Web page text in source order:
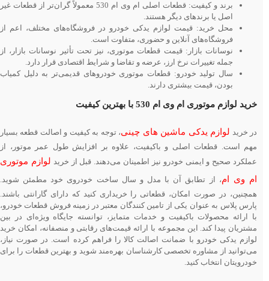
برند و کیفیت: قطعات اصلی ام وی ام 530 معمولاً گران‌تر از قطعات غیر
اصل یا برندهای دیگر هستند.
محل خرید: قیمت لوازم یدکی خودرو در فروشگاه‌های مختلف، اعم از
فروشگاه‌های آنلاین و حضوری، متفاوت است.
نوسانات بازار: قیمت قطعات موتوری، نیز تحت تأثیر نوسانات بازار، از
جمله تغییرات نرخ ارز، عرضه و تقاضا و شرایط اقتصادی قرار دارد.
سال تولید خودرو: قطعات موتوری خودروهای قدیمی‌تر به دلیل کمیاب
بودن، قیمت بیشتری دارند.
خرید لوازم موتوری ام وی ام 530 با بهترین کیفیت
در خریدلوازم یدکی ماشین های چینی، توجه به کیفیت و اصالت قطعه بسیار
مهم است. قطعات اصلی و باکیفیت، علاوه بر افزایش طول عمر موتور، از
عملکرد صحیح و ایمنی خودرو نیز اطمینان می‌دهند. قبل از خریدلوازم موتوری
ام وی ام ، از تطابق آن با مدل و سال ساخت خودروی خود مطمئن شوید.
همچنین، در صورت امکان، قطعاتی را خریداری کنید که دارای گارانتی باشند.
پارس پلاس به عنوان یکی از تامین کنندگان معتبر در زمینه فروش قطعات خودرو،
با ارائه محصولات با‌کیفیت و خدمات متمایز، توانسته جایگاه ویژه‌ای در بین
مشتریان پیدا کند. این مجموعه با ارائه قیمت‌های رقابتی و منصفانه، امکان خرید
لوازم یدکی خودرو با ضمانت اصالت کالا را فراهم کرده است. در صورت نیاز،
می‌توانید از مشاوره تخصصی کارشناسان بهره‌مند شوید و بهترین قطعات را برای
خودرویتان انتخاب کنید.